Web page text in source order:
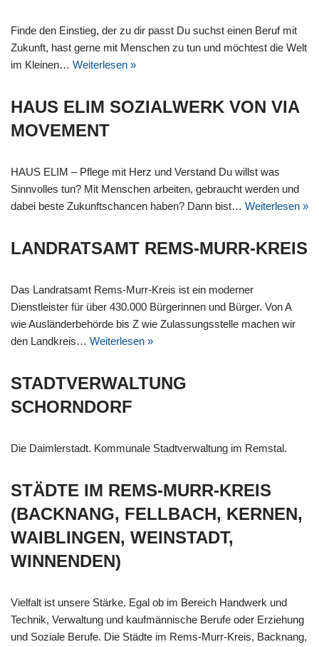
Finde den Einstieg, der zu dir passt Du suchst einen Beruf mit
Zukunft, hast gerne mit Menschen zu tun und möchtest die Welt
im Kleinen… Weiterlesen »
HAUS ELIM SOZIALWERK VON VIA
MOVEMENT
HAUS ELIM – Pflege mit Herz und Verstand Du willst was
Sinnvolles tun? Mit Menschen arbeiten, gebraucht werden und
dabei beste Zukunftschancen haben? Dann bist… Weiterlesen »
LANDRATSAMT REMS-MURR-KREIS
Das Landratsamt Rems-Murr-Kreis ist ein moderner
Dienstleister für über 430.000 Bürgerinnen und Bürger. Von A
wie Ausländerbehörde bis Z wie Zulassungsstelle machen wir
den Landkreis… Weiterlesen »
STADTVERWALTUNG
SCHORNDORF
Die Daimlerstadt. Kommunale Stadtverwaltung im Remstal.
STÄDTE IM REMS-MURR-KREIS
(BACKNANG, FELLBACH, KERNEN,
WAIBLINGEN, WEINSTADT,
WINNENDEN)
Vielfalt ist unsere Stärke. Egal ob im Bereich Handwerk und
Technik, Verwaltung und kaufmännische Berufe oder Erziehung
und Soziale Berufe. Die Städte im Rems-Murr-Kreis, Backnang,